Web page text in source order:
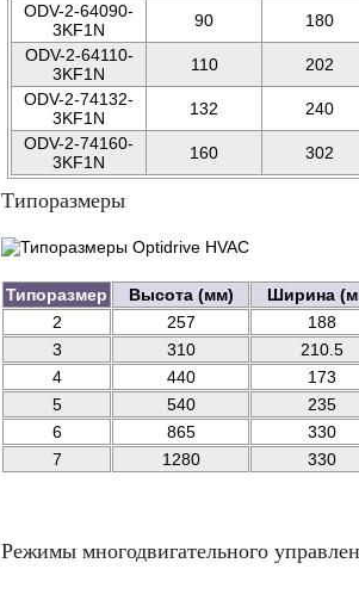
ODV-2-64090-
3KF1N
90 180
ODV-2-64110-
3KF1N
110 202
ODV-2-74132-
3KF1N
132 240
ODV-2-74160-
3KF1N
160 302
Типоразмеры
Типоразмер Высота (мм) Ширина
2
257 188
3
310 210.5
4
440 173
5
540 235
6
865 330
7
1280 330
Режимы многодвигательного